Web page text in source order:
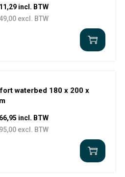
incl. BTW
excl. BTW
waterbed 180 x 200 x
incl. BTW
excl. BTW